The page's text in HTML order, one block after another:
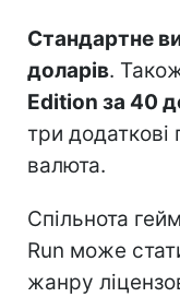
Стандартне
доларів.
Edition за 40
три додаткові
валюта.
Спільнота
Run може
жанру